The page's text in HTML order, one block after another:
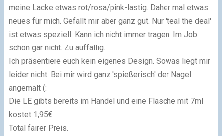
meine Lacke etwas rot/rosa/pink-lastig. Daher mal etwas
neues für mich. Gefällt mir aber ganz gut. Nur 'teal the deal'
ist etwas speziell. Kann ich nicht immer tragen. Im Job
schon gar nicht. Zu auffällig.
Ich präsentiere euch kein eigenes Design. Sowas liegt mir
leider nicht. Bei mir wird ganz 'spießerisch' der Nagel
angemalt (:
Die LE gibts bereits im Handel und eine Flasche mit 7ml
kostet 1,95€
Total fairer Preis.